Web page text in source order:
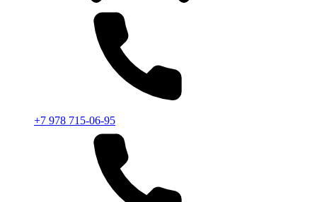
+7 978 715-06-95